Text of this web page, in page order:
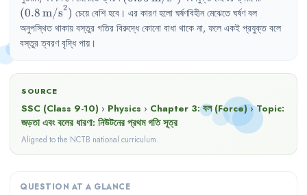
(0.8 m/s2) চেয়ে বেশি হবে। এর কারণ হলো ঘর্ষণবিহীন মেঝেতে ঘর্ষণ বল
অনুপস্থিত থাকায় বস্তুর গতির বিরুদ্ধে কোনো বাধা থাকে না, ফলে একই প্রযুক্ত বলে
বস্তুর ত্বরণ বৃদ্ধি পায় ।
SOURCE
SSC (Class 9-10) › Physics › Chapter 3:বল (Force) ›Topic:
জড়তা এবং বলের ধারণা: নিউটনের প্রথম গতি সূত্র
Aligned to the NCTB national curriculum.
QUESTION AT A GLANCE